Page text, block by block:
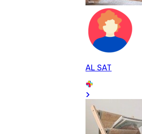
AL SAT